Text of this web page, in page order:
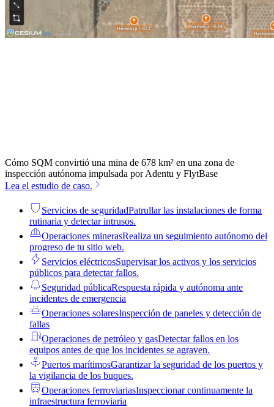
Cómo SQM convirtió una mina de 678 km² en una zona de
inspección autónoma impulsada por Adentu y FlytBase
Lea el estudio de caso.
Servicios de seguridadPatrullar las instalaciones de forma
rutinaria y detectar intrusos.
Operaciones minerasRealiza un seguimiento autónomo del
progreso de tu sitio web.
Servicios eléctricosSupervisar los activos y los servicios
públicos para detectar fallos.
Seguridad públicaRespuesta rápida y autónoma ante
incidentes de emergencia
Operaciones solaresInspección de paneles y detección de
fallas
Operaciones de petróleo y gasDetectar fallos en los
equipos antes de que los incidentes se agraven.
Puertos marítimosGarantizar la seguridad de los puertos y
la vigilancia de los buques.
Operaciones ferroviariasInspeccionar continuamente la
infraestructura ferroviaria